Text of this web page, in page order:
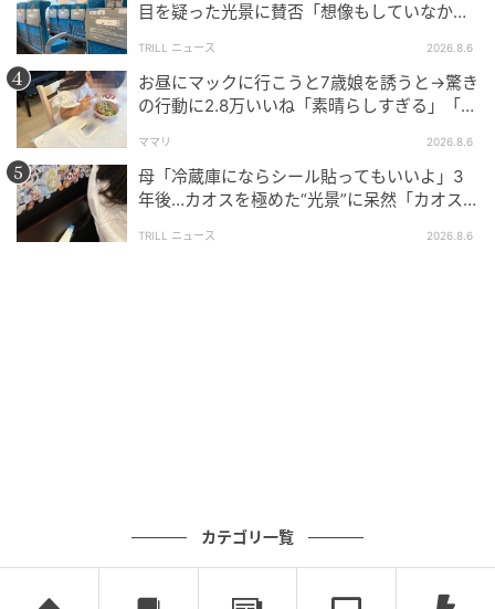
目を疑った光景に賛否「想像もしていなかっ
TRILL ニュース 2026.8.6
お昼にマックに行こうと7歳娘を誘うと→驚き
の行動に2.8万いいね「素晴らしすぎる」「か
ママリ 2026.8.6
母「冷蔵庫にならシール貼ってもいいよ」3
年後…カオスを極めた“光景”に呆然「カオス
TRILL ニュース 2026.8.6
カテゴリ一覧